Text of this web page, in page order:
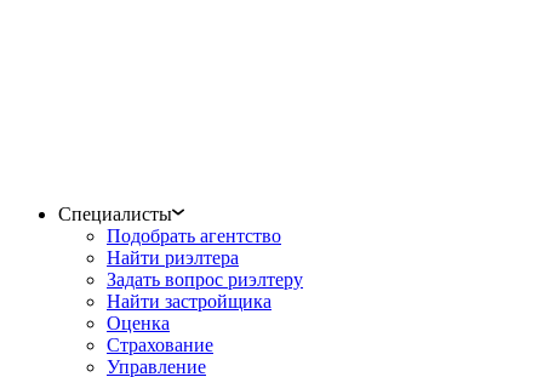
Специалисты
Подобрать агентство
Найти риэлтера
Задать вопрос риэлтеру
Найти застройщика
Оценка
Страхование
Управление